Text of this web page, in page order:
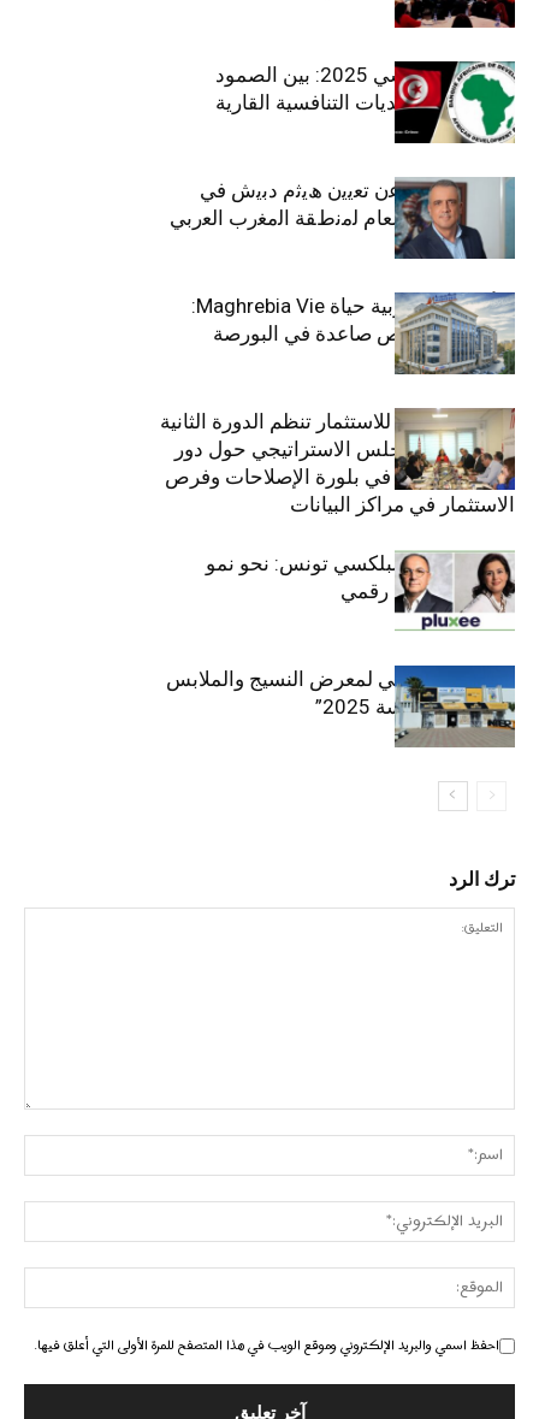
الاقتصاد التونسي 2025: بين الصمود
الاجتماعي وتحديات التنافسية القارية
ﺗﯾﺗرا ﺑﺎك ﺗﻌﻠن ﻋن ﺗﻌﯾﯾن ھﯾﺛم دﺑﯾش ﻓﻲ
ﻣﻧﺻب اﻟﻣدﯾر اﻟﻌﺎم ﻟﻣﻧطﻘﺔ اﻟﻣﻐرب اﻟﻌرﺑﻲ
وﻏرب أﻓرﯾﻘﯾﺎ
التأمينات المغربية حياة Maghrebia Vie:
فاعل رائد بفرص صاعدة في البورصة
(+34.8%)
الهيئة التونسية للاستثمار تنظم الدورة الثانية
والعشرين للمجلس الاستراتيجي حول دور
القطاع الخاص في بلورة الإصلاحات وفرص
الاستثمار في مراكز البيانات
قيادة مزدوجة لبلكسي تونس: نحو نمو
متسارع وتحول رقمي
الافتتاح الرسمي لمعرض النسيج والملابس
“إنترتكس سوسة 2025”
ترك الرد
احفظ اسمي والبريد الإلكتروني وموقع الويب في هذا المتصفح للمرة الأولى التي أعلق فيها.